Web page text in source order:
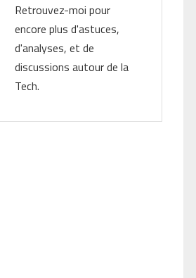
Retrouvez-moi pour
encore plus d'astuces,
d'analyses, et de
discussions autour de la
Tech.